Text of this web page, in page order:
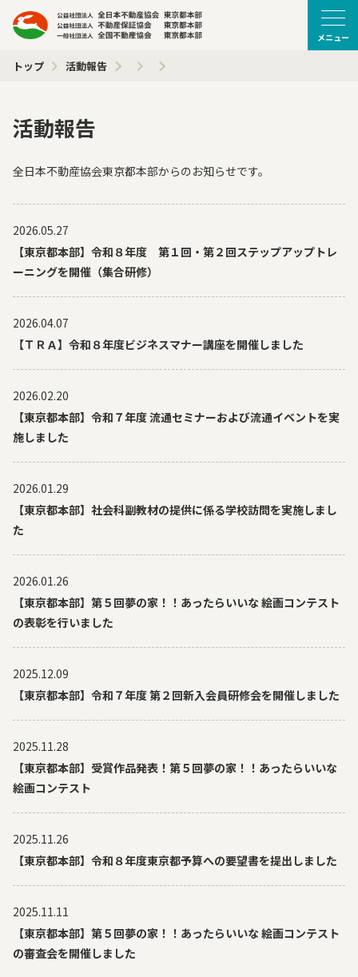
メニュー
トップ 活動報告
活動報告
全日本不動産協会東京都本部からのお知らせです。
2026.05.27
【東京都本部】令和８年度 第１回・第２回ステップアップトレ
ーニングを開催（集合研修）
2026.04.07
【ＴＲＡ】令和８年度ビジネスマナー講座を開催しました
2026.02.20
【東京都本部】令和７年度 流通セミナーおよび流通イベントを実
施しました
2026.01.29
【東京都本部】社会科副教材の提供に係る学校訪問を実施しまし
た
2026.01.26
【東京都本部】第５回夢の家！！あったらいいな 絵画コンテスト
の表彰を行いました
2025.12.09
【東京都本部】令和７年度 第２回新入会員研修会を開催しました
2025.11.28
【東京都本部】受賞作品発表！第５回夢の家！！あったらいいな
絵画コンテスト
2025.11.26
【東京都本部】令和８年度東京都予算への要望書を提出しました
2025.11.11
【東京都本部】第５回夢の家！！あったらいいな 絵画コンテスト
の審査会を開催しました